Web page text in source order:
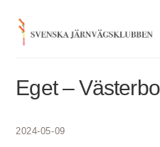
content
Eget –
2024-05-09